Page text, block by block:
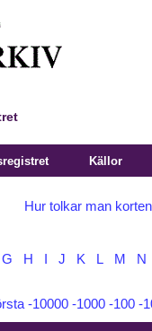
Källor
Hur tolkar man
G H J K L M N
-10000 -1000 -100 -